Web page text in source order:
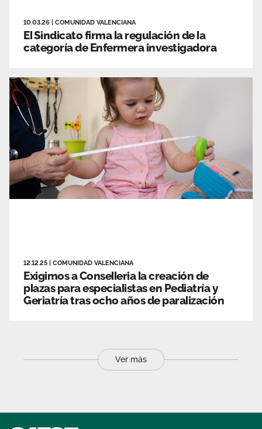
10.03.26 COMUNIDAD VALENCIANA
El Sindicato firma la regulación de la
categoría de Enfermera investigadora
12.12.25 COMUNIDAD VALENCIANA
Exigimos a Conselleria la creación de
plazas para especialistas en Pediatría y
Geriatría tras ocho años de paralización
Ver más